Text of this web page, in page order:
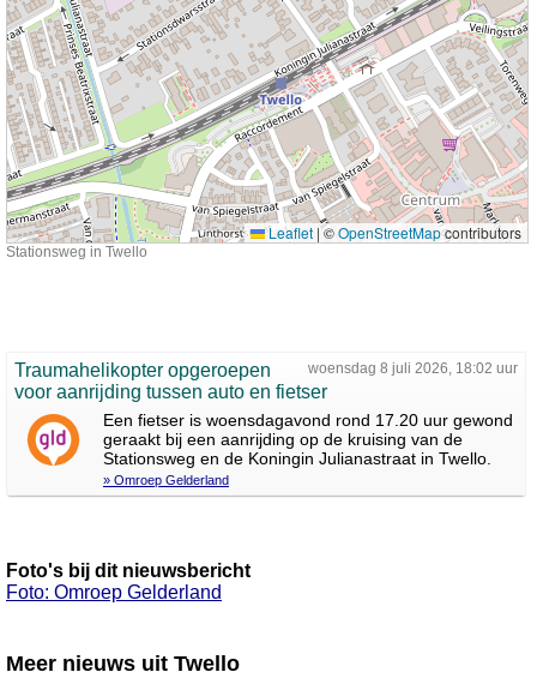
Leaflet |©OpenStreetMapcontributors
Stationsweg in Twello
woensdag 8 juli 2026, 18:02 uur
Traumahelikopter opgeroepen
voor aanrijding tussen auto en fietser
Een fietser is woensdagavond rond 17.20 uur gewond
geraakt bij een aanrijding op de kruising van de
Stationsweg en de Koningin Julianastraat in Twello.
» Omroep Gelderland
Foto's bij dit nieuwsbericht
Foto: Omroep Gelderland
Meer nieuws uit Twello